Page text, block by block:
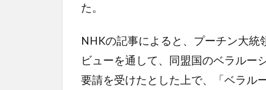
た。
NHKの記事によると、プーチン大統
ビューを通して、同盟国のベラルー
要請を受けたとした上で、「ベラル